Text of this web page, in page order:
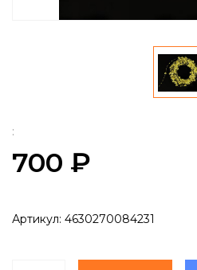
:
700 ₽
Артикул: 4630270084231